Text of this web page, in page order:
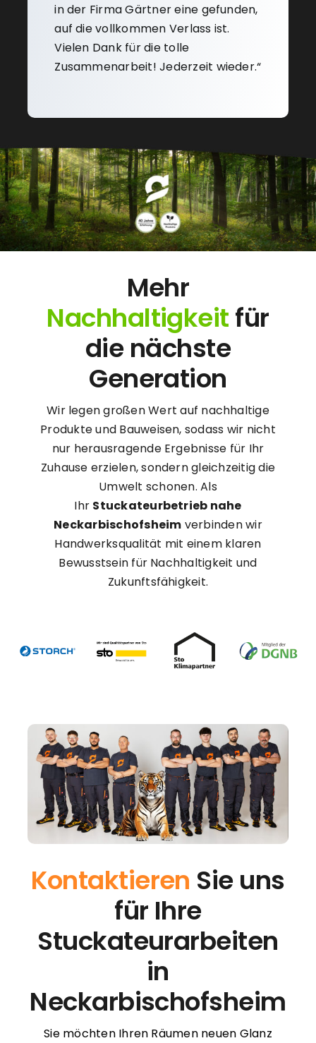
in der Firma Gärtner eine gefunden,
auf die vollkommen Verlass ist.
Vielen Dank für die tolle
Zusammenarbeit! Jederzeit wieder.“
Mehr
Nachhaltigkeitfür
die nächste
Generation
Wir legen großen Wert auf nachhaltige
Produkte und Bauweisen, sodass wir nicht
nur herausragende Ergebnisse für Ihr
Zuhause erzielen, sondern gleichzeitig die
Umwelt schonen. Als
Ihr Stuckateurbetrieb nahe
Neckarbischofsheim verbinden wir
Handwerksqualität mit einem klaren
Bewusstsein für Nachhaltigkeit und
Zukunftsfähigkeit.
Kontaktieren Sie uns
für Ihre
Stuckateurarbeiten
in
Neckarbischofsheim
Sie möchten Ihren Räumen neuen Glanz